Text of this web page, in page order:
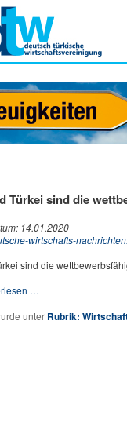
Türkei sind die
14.01.2020
wirtschafts-
sind die
…
unter Rubrik: